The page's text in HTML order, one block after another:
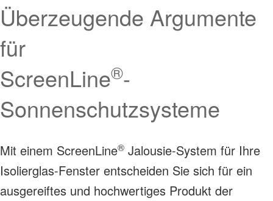
Überzeugende Argumente
für
ScreenLine®-
Sonnenschutzsysteme
Mit einem ScreenLine® Jalousie-System für Ihre
Isolierglas-Fenster entscheiden Sie sich für ein
ausgereiftes und hochwertiges Produkt der